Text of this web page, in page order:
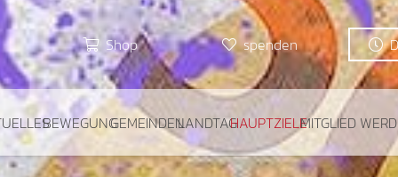
Shop spenden
BEWEGUNGGEMEINDENLANDTAGHAUPTZIELEMITGLIED